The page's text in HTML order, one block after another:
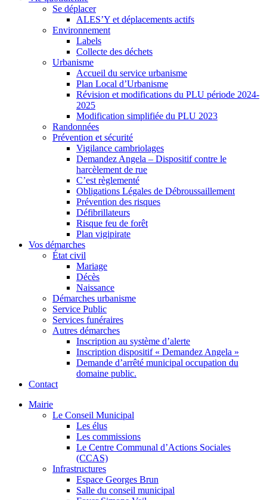
Se déplacer
ALES’Y et déplacements actifs
Environnement
Labels
Collecte des déchets
Urbanisme
Accueil du service urbanisme
Plan Local d’Urbanisme
Révision et modifications du PLU période 2024-
2025
Modification simplifiée du PLU 2023
Randonnées
Prévention et sécurité
Vigilance cambriolages
Demandez Angela – Dispositif contre le
harcèlement de rue
C’est règlementé
Obligations Légales de Débroussaillement
Prévention des risques
Défibrillateurs
Risque feu de forêt
Plan vigipirate
Vos démarches
État civil
Mariage
Décès
Naissance
Démarches urbanisme
Service Public
Services funéraires
Autres démarches
Inscription au système d’alerte
Inscription dispositif « Demandez Angela »
Demande d’arrêté municipal occupation du
domaine public.
Contact
Mairie
Le Conseil Municipal
Les élus
Les commissions
Le Centre Communal d’Actions Sociales
(CCAS)
Infrastructures
Espace Georges Brun
Salle du conseil municipal